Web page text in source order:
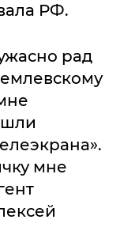
РФ.
рад
мне